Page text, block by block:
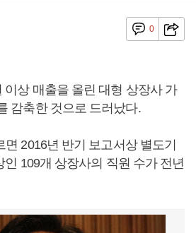
0
이상 매출을 올린 대형 상장사 가
감축한 것으로 드러났다.
2016년 반기 보고서상 별도기
인 109개 상장사의 직원 수가 전년